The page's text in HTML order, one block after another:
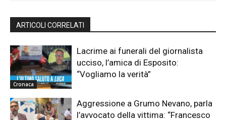
ARTICOLI CORRELATI
Cronaca
Lacrime ai funerali del giornalista
ucciso, l’amica di Esposito:
“Vogliamo la verità”
Aggressione a Grumo Nevano, parla
l’avvocato della vittima: “Francesco